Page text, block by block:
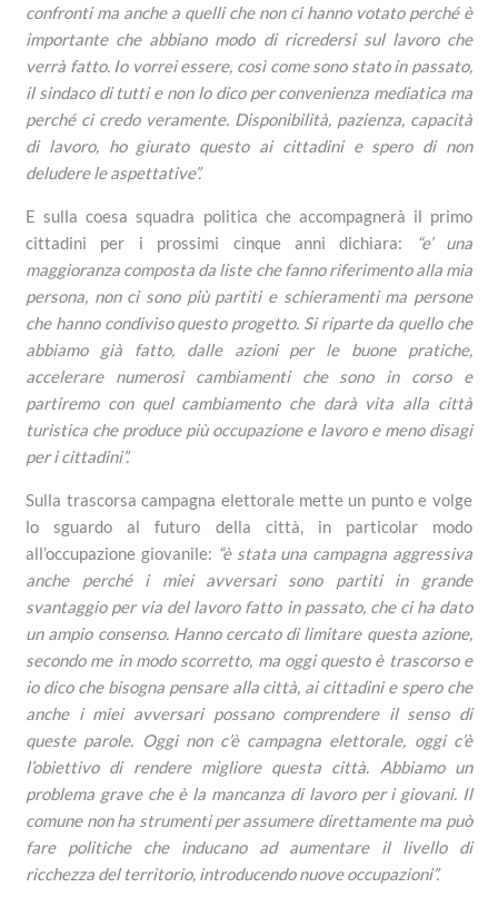
confronti ma anche a quelli che non ci hanno votato perché è
importante che abbiano modo di ricredersi sul lavoro che
verrà fatto. Io vorrei essere, così come sono stato in passato,
il sindaco di tutti e non lo dico per convenienza mediatica ma
perché ci credo veramente. Disponibilità, pazienza, capacità
di lavoro, ho giurato questo ai cittadini e spero di non
deludere le aspettative”.
E sulla coesa squadra politica che accompagnerà il primo
cittadini per i prossimi cinque anni dichiara:
“e’ una
maggioranza composta da liste che fanno riferimento alla mia
persona, non ci sono più partiti e schieramenti ma persone
che hanno condiviso questo progetto. Si riparte da quello che
abbiamo già fatto, dalle azioni per le buone pratiche,
accelerare numerosi cambiamenti che sono in corso e
partiremo con quel cambiamento che darà vita alla città
turistica che produce più occupazione e lavoro e meno disagi
per i cittadini”.
Sulla trascorsa campagna elettorale mette un punto e volge
lo sguardo al futuro della città, in particolar modo
all’occupazione giovanile: “è stata una campagna aggressiva
anche perché i miei avversari sono partiti in grande
svantaggio per via del lavoro fatto in passato, che ci ha dato
un ampio consenso. Hanno cercato di limitare questa azione,
secondo me in modo scorretto, ma oggi questo è trascorso e
io dico che bisogna pensare alla città, ai cittadini e spero che
anche i miei avversari possano comprendere il senso di
queste parole. Oggi non c’è campagna elettorale, oggi c’è
l’obiettivo di rendere migliore questa città. Abbiamo un
problema grave che è la mancanza di lavoro per i giovani. Il
comune non ha strumenti per assumere direttamente ma può
fare politiche che inducano ad aumentare il livello di
ricchezza del territorio, introducendo nuove occupazioni”.